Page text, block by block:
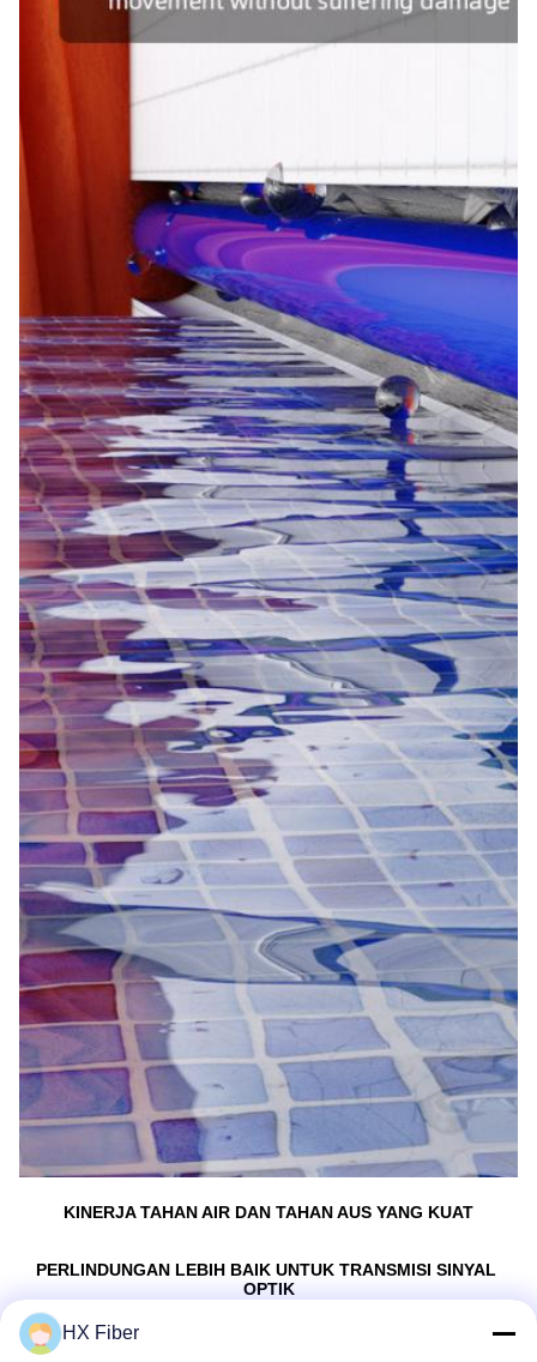
KINERJA TAHAN AIR DAN TAHAN AUS YANG KUAT
PERLINDUNGAN LEBIH BAIK UNTUK TRANSMISI SINYAL
OPTIK
HX Fiber